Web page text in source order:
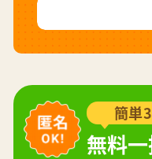
簡単
無料